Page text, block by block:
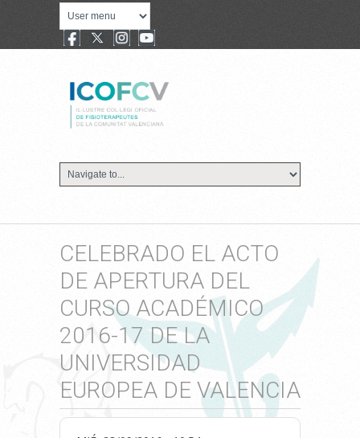
CELEBRADO EL ACTO
DE APERTURA DEL
CURSO ACADÉMICO
2016-17 DE LA
UNIVERSIDAD
EUROPEA DE VALENCIA